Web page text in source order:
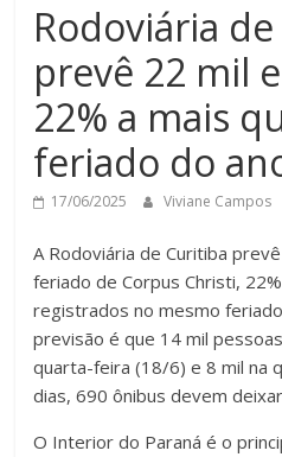
Rodoviária
prevê 22 mil
22% a mais
feriado do
17/06/2025 Viviane Campos
A Rodoviária de Curitiba
feriado de Corpus Christi,
registrados no mesmo
previsão é que 14 mil
quarta-feira (18/6) e 8 mil na
dias, 690 ônibus devem
O Interior do Paraná é o